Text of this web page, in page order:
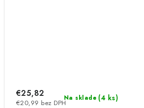
Na sklade (4 ks)
€20,99 bez DPH
€25,82